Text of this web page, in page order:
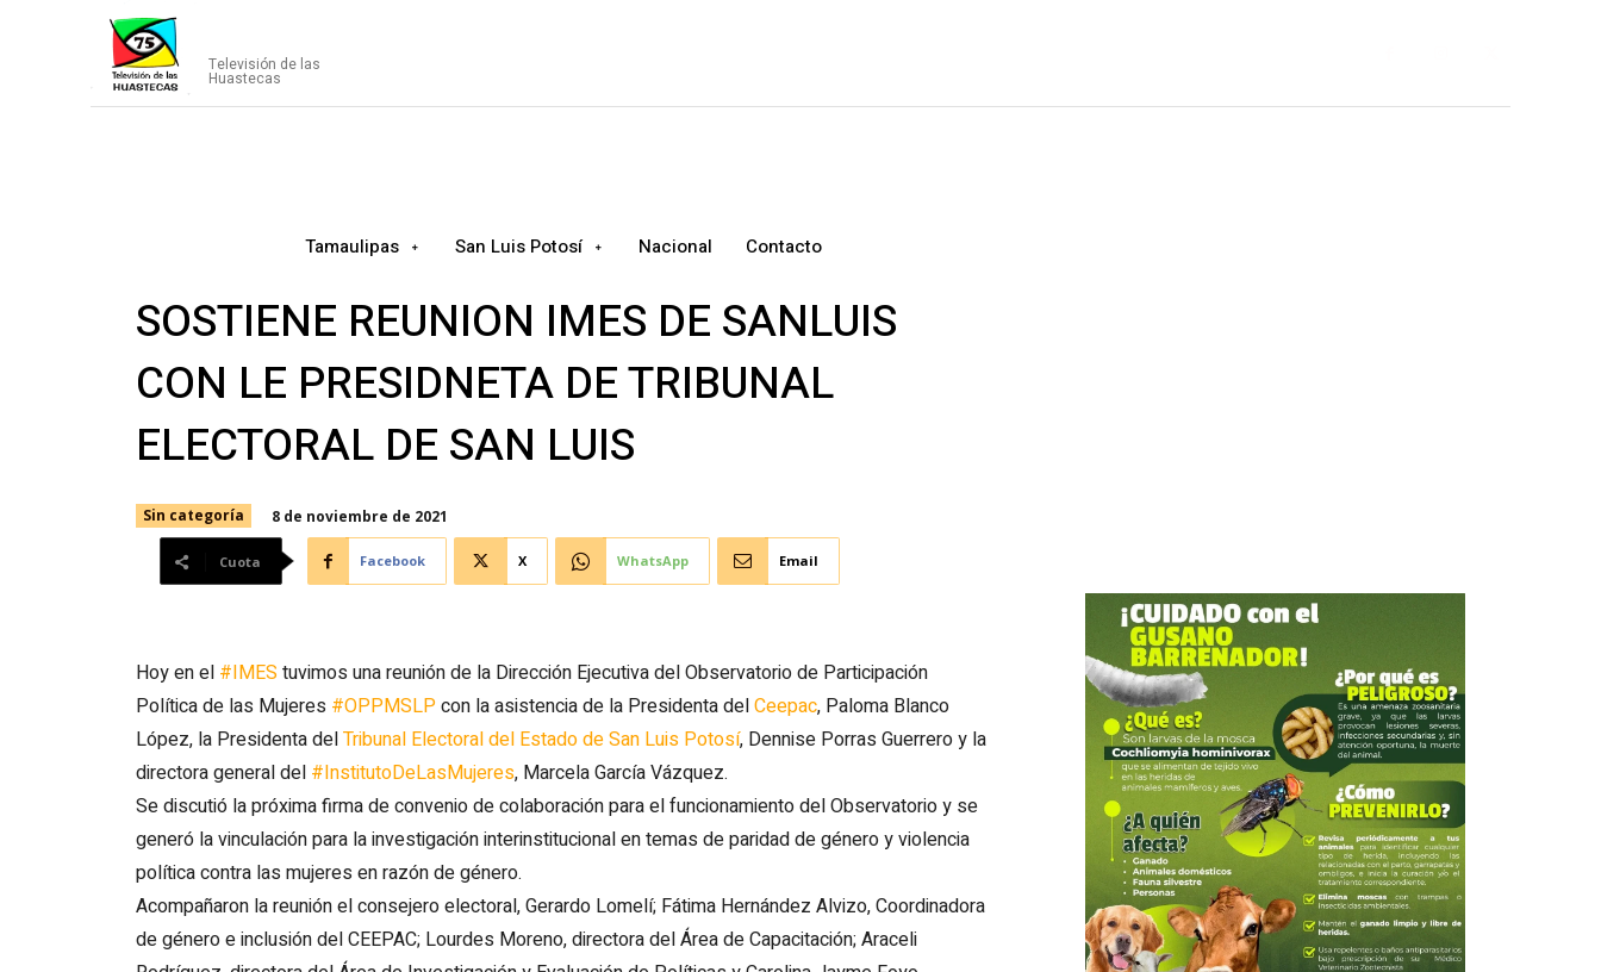
Televisión de las
Huastecas
Tamaulipas San Luis Potosí Nacional Contacto
SOSTIENE REUNION IMES DE SANLUIS
CON LE PRESIDNETA DE TRIBUNAL
ELECTORAL DE SAN LUIS
Sin categoría 8 de noviembre de 2021
Cuota Facebook X WhatsApp Email
Hoy en el #IMES tuvimos una reunión de la Dirección Ejecutiva del Observatorio de Participación
Política de las Mujeres #OPPMSLPcon la asistencia de la Presidenta delCeepac, Paloma Blanco
López, la Presidenta delTribunal Electoral del Estado de San Luis Potosí, Dennise Porras Guerrero y la
directora general del #InstitutoDeLasMujeres, Marcela García Vázquez.
Se discutió la próxima firma de convenio de colaboración para el funcionamiento del Observatorio y se
generó la vinculación para la investigación interinstitucional en temas de paridad de género y violencia
política contra las mujeres en razón de género.
Acompañaron la reunión el consejero electoral, Gerardo Lomelí; Fátima Hernández Alvizo, Coordinadora
de género e inclusión del CEEPAC; Lourdes Moreno, directora del Área de Capacitación; Araceli